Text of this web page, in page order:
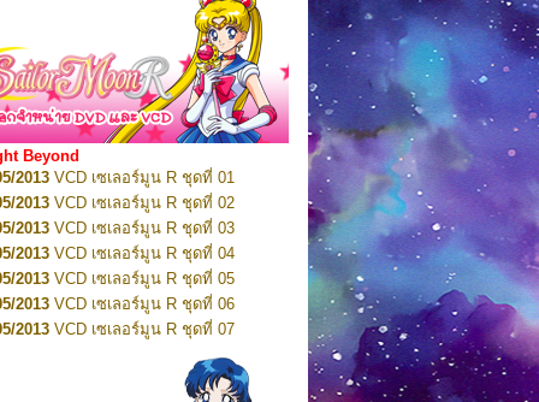
VCD เซเลอร์มูน ชุดที่ 09
VCD เซเลอร์มูน ชุดที่ 10
2012VCD เซเลอร์มูน ชุดที่ 11
2012VCD เซเลอร์มูน ชุดที่ 12
2012VCD เซเลอร์มูน ชุดที่ 13
2012VCD เซเลอร์มูน ชุดที่ 14
2012 VCD เซเลอร์มูน ชุดที่ 15
VCD เซเลอร์มูน ชุดที่ 16
VCD เซเลอร์มูน ชุดที่ 17
VCD เซเลอร์มูน ชุดที่ 18
VCD เซเลอร์มูน ชุดที่ 19
VCD เซเลอร์มูน ชุดที่ 20
VCD เซเลอร์มูน ชุดที่ 21
VCD เซเลอร์มูน ชุดที่ 22
VCD เซเลอร์มูน ชุดที่ 23
DVD เซเลอร์มูน ชุดที่ 01
Beyond
2013 VCD เซเลอร์มูน R ชุดที่ 01
2013 VCD เซเลอร์มูน R ชุดที่ 02
2013 VCD เซเลอร์มูน R ชุดที่ 03
2013 VCD เซเลอร์มูน R ชุดที่ 04
2013 VCD เซเลอร์มูน R ชุดที่ 05
2013 VCD เซเลอร์มูน R ชุดที่ 06
2013 VCD เซเลอร์มูน R ชุดที่ 07
VCD เซเลอร์มูน R ชุดที่ 08
VCD เซเลอร์มูน R ชุดที่ 09